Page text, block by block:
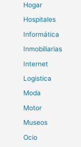
Hogar
Hospitales
Informática
Inmobiliarias
Internet
Logistica
Moda
Motor
Museos
Ocio